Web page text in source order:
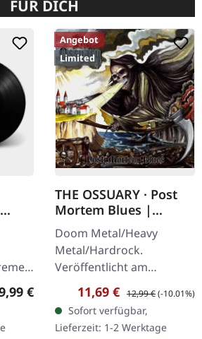
FÜR DICH
Preis:
€
Angebot
Limited
THE OSSUARY · Post
Mortem Blues |
DIGIPAK CD
Doom Metal/Heavy
Metal/Hardrock.
Veröffentlicht am
17.02.2017, auf Supreme
Chaos Records. Limitierte
Erstauflage als Digipak.
Debüt-Album der…
Verkaufspreis:
11,69 € Regulärer Preis:
12,99 €(-10.01%)
Sofort verfügbar,
Lieferzeit: 1-2 Werktage